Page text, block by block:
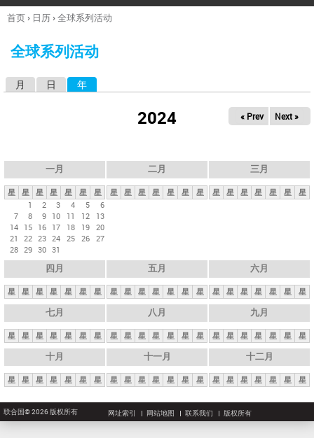
你
这
首页› 日历›全球系列活动
全球系列活动
月 日 年
2024 « Prev Next »
一月
星 星 星 星 星 星
星
1
2 3 4 5
6
7
8 9 10 11 12
13
14 15 16 17 18 19 20
21
22 23 24 25 26 27
28 29 30 31
二月
星 星 星 星 星 星 星
三月
星 星 星 星 星 星 星
四月
星 星 星 星 星 星 星
五月
星 星 星 星 星 星 星
六月
星 星 星 星 星 星 星
七月
星 星 星 星 星 星 星
八月
星 星 星 星 星 星 星
九月
星 星 星 星 星 星 星
十月
星 星 星 星 星 星 星
十一月
星 星 星 星 星 星 星
十二月
星 星 星 星 星 星 星
联合国© 2026 版权所有 网址索引 网站地图 联系我们 版权所有